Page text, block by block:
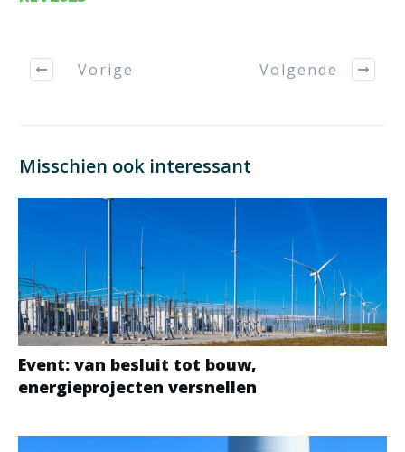
Vorige Volgende
Misschien ook interessant
Event: van besluit tot bouw,
energieprojecten versnellen